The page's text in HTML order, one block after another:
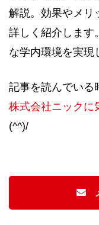
解説。効果やメリ
詳しく紹介します
な学内環境を実現
記事を読んでいる
株式会社ニックに
(^^)/